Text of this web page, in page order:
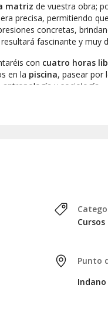
matriz de vuestra obra;
precisa, permitiendo
concretas,
fascinante y muy
con cuatro horas
en la piscina, pasear por
y sociología.
Punto